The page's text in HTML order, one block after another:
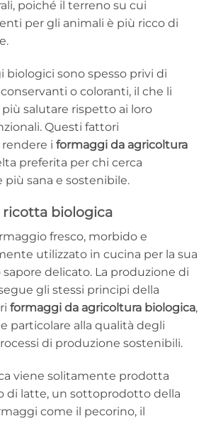
poiché il terreno su cui
per gli animali è più ricco di
biologici sono spesso privi di
o coloranti, il che li
salutare rispetto ai loro
Questi fattori
i formaggi da agricoltura
preferita per chi cerca
più sana e sostenibile.
biologica
fresco, morbido e
utilizzato in cucina per la sua
delicato. La produzione di
gli stessi principi della
formaggi da agricoltura biologica,
particolare alla qualità degli
di produzione sostenibili.
viene solitamente prodotta
di latte, un sottoprodotto della
come il pecorino, il